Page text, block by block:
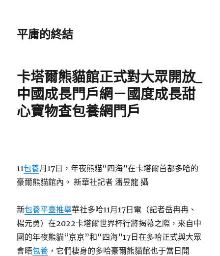
平庸的終結
卡塔爾熊貓館正式對大眾開放_
中國成長門戶網－國度成長甜
心寶物查包養網門戶
11包養月17日，年夜熊貓“四海”在卡塔爾首都多哈的
豪爾熊貓館內。 新華社記者 潘昱龍 攝
新包養平臺推舉華社多哈11月17日電（記者岳冉冉、
楊元勇）在2022卡塔爾世界杯行將揭幕之際，來自中
國的年夜熊貓“京京”和“四海”17日在多哈正式與大眾
會晤包養 ，它們棲身的多哈豪爾熊貓館也于當日開